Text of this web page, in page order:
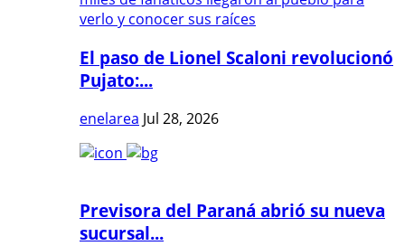
El paso de Lionel Scaloni revolucionó
Pujato:...
enelarea Jul 28, 2026
Previsora del Paraná abrió su nueva
sucursal...